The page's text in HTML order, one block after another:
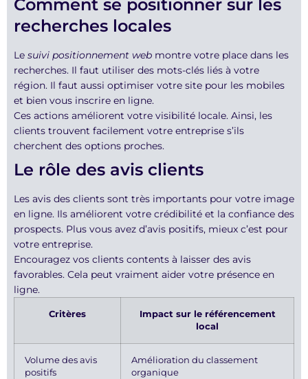
Comment se positionner sur les
recherches locales
Le suivi positionnement web montre votre place dans les
recherches. Il faut utiliser des mots-clés liés à votre
région. Il faut aussi optimiser votre site pour les mobiles
et bien vous inscrire en ligne.
Ces actions améliorent votre visibilité locale. Ainsi, les
clients trouvent facilement votre entreprise s’ils
cherchent des options proches.
Le rôle des avis clients
Les avis des clients sont très importants pour votre image
en ligne. Ils améliorent votre crédibilité et la confiance des
prospects. Plus vous avez d’avis positifs, mieux c’est pour
votre entreprise.
Encouragez vos clients contents à laisser des avis
favorables. Cela peut vraiment aider votre présence en
ligne.
Critères
Impact sur le référencement
local
Volume des avis
positifs
Amélioration du classement
organique